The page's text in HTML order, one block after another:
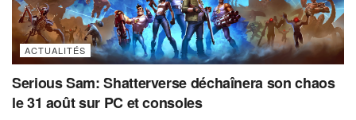
ACTUALITÉS
Serious Sam: Shatterverse déchaînera son chaos
le 31 août sur PC et consoles